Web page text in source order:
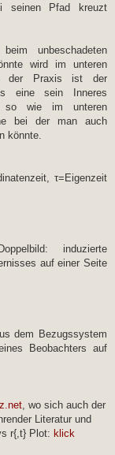
seinen Pfad kreuzt
unbeschadeten
wird im unteren
der Praxis ist der
eine sein Inneres
so wie im unteren
bei der man auch
könnte.
τ=Eigenzeit
induzierte
auf einer Seite
dem Bezugssystem
Beobachters auf
, wo sich auch der
Literatur und
r{,t} Plot: klick